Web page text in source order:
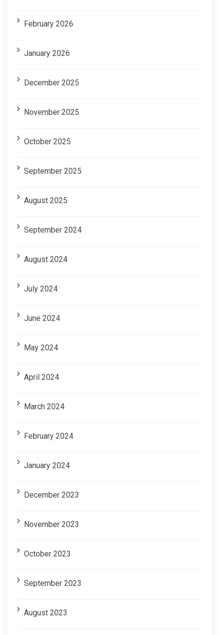
February 2026
January 2026
December 2025
November 2025
October 2025
September 2025
August 2025
September 2024
August 2024
July 2024
June 2024
May 2024
April 2024
March 2024
February 2024
January 2024
December 2023
November 2023
October 2023
September 2023
August 2023